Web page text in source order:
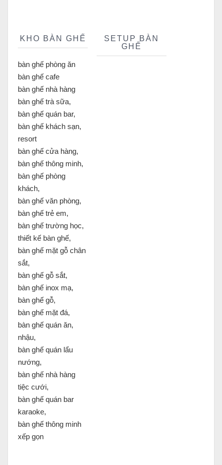
KHO BÀN GHẾ
bàn ghế phòng ăn
bàn ghế cafe
bàn ghế nhà hàng
bàn ghế trà sữa,
bàn ghế quán bar,
bàn ghế khách sạn,
resort
bàn ghế cửa hàng,
bàn ghế thông minh,
bàn ghế phòng
khách,
bàn ghế văn phòng,
bàn ghế trẻ em,
bàn ghế trường học,
thiết kế bàn ghế,
bàn ghế mặt gỗ chân
sắt,
bàn ghế gỗ sắt,
bàn ghế inox mạ,
bàn ghế gỗ,
bàn ghế mặt đá,
bàn ghế quán ăn,
nhậu,
bàn ghế quán lẩu
nướng,
bàn ghế nhà hàng
tiệc cưới,
bàn ghế quán bar
karaoke,
bàn ghế thông minh
xếp gọn
SETUP BÀN
GHẾ